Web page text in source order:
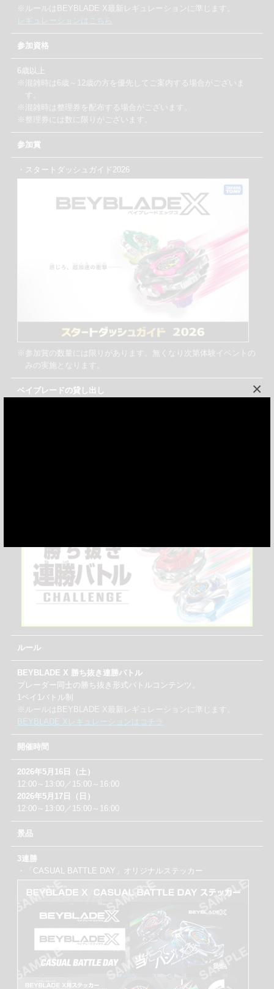
×
※ルールはBEYBLADE X最新レギュレーションに準じます。
レギュレーションはこちら
参加資格
6歳以上
※混雑時は6歳～12歳の方を優先してご案内する場合がございま
※混雑時は整理券を配布する場合がございます。
※整理券には数に限りがございます。
参加賞
・スタートダッシュガイド2026
※参加賞の数量には限りがあります。無くなり次第体験イベントの
みの実施となります。
ベイブレードの貸し出し
ルール
BEYBLADE X 勝ち抜き連勝バトル
ブレーダー同士の勝ち抜き形式バトルコンテンツ。
1ベイ1バトル制
※ルールはBEYBLADE X最新レギュレーションに準じます。
BEYBLADE Xレギュレーションはコチラ
開催時間
2026年5月16日（土）
12:00～13:00／15:00～16:00
2026年5月17日（日）
12:00～13:00／15:00～16:00
景品
3連勝
・「CASUAL BATTLE DAY」オリジナルステッカー